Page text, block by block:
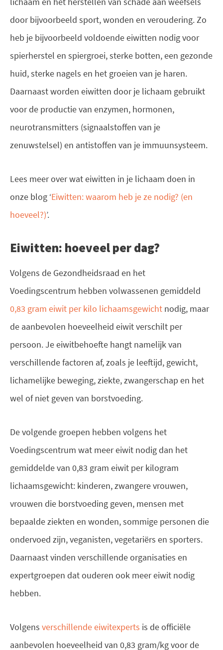
door bijvoorbeeld sport, wonden en veroudering. Zo
heb je bijvoorbeeld voldoende eiwitten nodig voor
spierherstel en spiergroei, sterke botten, een gezonde
huid, sterke nagels en het groeien van je haren.
Daarnaast worden eiwitten door je lichaam gebruikt
voor de productie van enzymen, hormonen,
neurotransmitters (signaalstoffen van je
zenuwstelsel) en antistoffen van je immuunsysteem.
Lees meer over wat eiwitten in je lichaam doen in
onze blog ‘Eiwitten: waarom heb je ze nodig? (en
hoeveel?)’.
Eiwitten: hoeveel per dag?
Volgens de Gezondheidsraad en het
Voedingscentrum hebben volwassenen gemiddeld
0,83 gram eiwit per kilo lichaamsgewicht nodig, maar
de aanbevolen hoeveelheid eiwit verschilt per
persoon. Je eiwitbehoefte hangt namelijk van
verschillende factoren af, zoals je leeftijd, gewicht,
lichamelijke beweging, ziekte, zwangerschap en het
wel of niet geven van borstvoeding.
De volgende groepen hebben volgens het
Voedingscentrum wat meer eiwit nodig dan het
gemiddelde van 0,83 gram eiwit per kilogram
lichaamsgewicht: kinderen, zwangere vrouwen,
vrouwen die borstvoeding geven, mensen met
bepaalde ziekten en wonden, sommige personen die
ondervoed zijn, veganisten, vegetariërs en sporters.
Daarnaast vinden verschillende organisaties en
expertgroepen dat ouderen ook meer eiwit nodig
hebben.
Volgens verschillende eiwitexperts is de officiële
aanbevolen hoeveelheid van 0,83 gram/kg voor de